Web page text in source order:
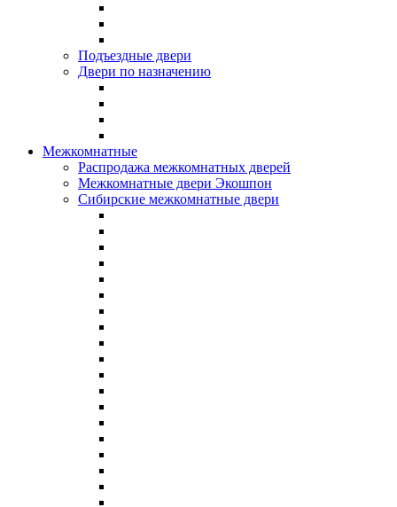
Подъездные двери
Двери по назначению
Межкомнатные
Распродажа межкомнатных дверей
Межкомнатные двери Экошпон
Сибирские межкомнатные двери